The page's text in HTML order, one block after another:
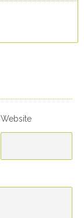
Website